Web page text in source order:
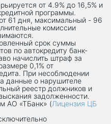
от 4.9% до 16,5% и
программы.
61 дня, максимальный - 96
комиссии
срок суммы
по автокредиту банк-
начислить штраф за
0,1% от
При несоблюдении
данные о нарушителе
реестр должников и
задолженности.
АО «ТБанк» (Лицензия ЦБ